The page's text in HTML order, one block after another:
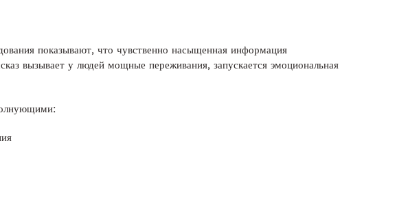
показывают, что чувственно насыщенная информация
вызывает у людей мощные переживания, запускается эмоциональная